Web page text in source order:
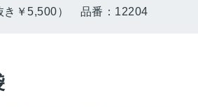
き￥5,500） 品番：12204